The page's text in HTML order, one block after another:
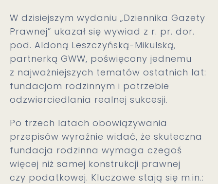
W dzisiejszym wydaniu „Dziennika Gazety
Prawnej” ukazał się wywiad z r. pr. dor.
pod. Aldoną Leszczyńską-Mikulską,
partnerką GWW, poświęcony jednemu
z najważniejszych tematów ostatnich lat:
fundacjom rodzinnym i potrzebie
odzwierciedlania realnej sukcesji.
Po trzech latach obowiązywania
przepisów wyraźnie widać, że skuteczna
fundacja rodzinna wymaga czegoś
więcej niż samej konstrukcji prawnej
czy podatkowej. Kluczowe stają się m.in.: